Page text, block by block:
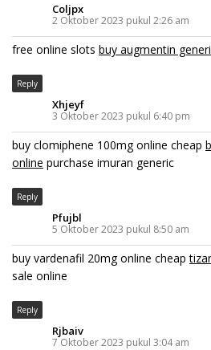
Coljpx
2 Oktober 2023 pukul 2:26 am
free online slots buy augmentin
Reply
Xhjeyf
3 Oktober 2023 pukul 6:40 pm
buy clomiphene 100mg online cheap
online purchase imuran generic
Reply
Pfujbl
5 Oktober 2023 pukul 8:50 am
buy vardenafil 20mg online cheap
sale online
Reply
Rjbaiv
7 Oktober 2023 pukul 3:04 am